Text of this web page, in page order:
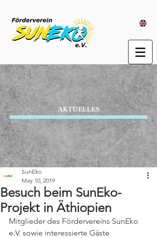
AKTUELLES
Besuch beim SunEko-
Projekt in Äthiopien
SunEko
May 10, 2019
Mitglieder des Fördervereins SunEko
e.V. sowie interessierte Gäste